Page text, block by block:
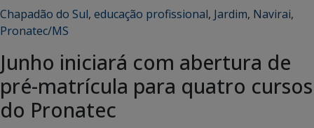
Chapadão do Sul, educação profissional, Jardim, Navirai,
Pronatec/MS
Junho iniciará com abertura de
pré-matrícula para quatro cursos
do Pronatec